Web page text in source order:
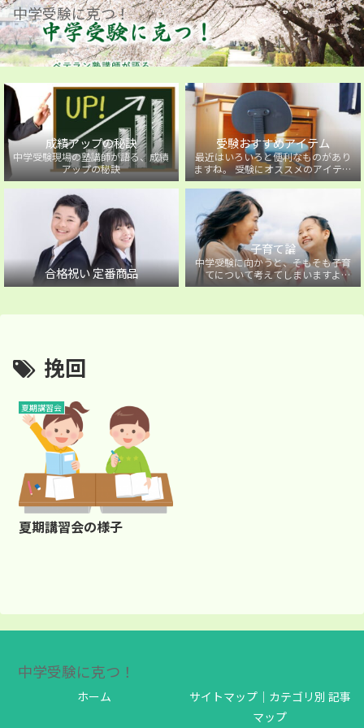
中学受験に克つ！
成績アップの秘訣
中学受験現場の塾講師が語る、成績
アップの秘訣
受験おすすめアイテム
最近はいろいろと便利なものがあり
ますね。 受験にオススメのアイテム
を紹介しています。
合格祝い 定番商品
子育て論
中学受験に向かうと、そもそも子育
てについて考えてしまいますよ
ね・・・。中学受験に向かうお子様
挽回
夏期講習会
夏期講習会の様子
中学受験に克つ！
ホーム
サイトマップ｜カテゴリ別 記事
マップ